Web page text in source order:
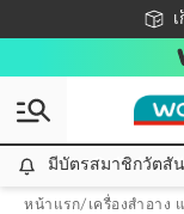
ชอปอ
มีบัตรสมาชิกวัตสั
หน้าแรก/ เครื่องสำอาง